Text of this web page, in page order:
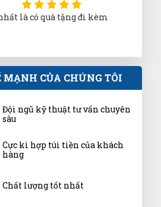
là có quà tặng đi kèm
Phú Quý
(Đánh giá 1 năm trước)
nhanh lắm ạ, giao đủ hàng
mình săn được giá sales
❤
(Đánh giá 1 năm trước)
MẠNH CỦA CHÚNG TÔI
Đội ngũ kỹ thuật tư vấn chuyên
sâu
Cực kì hợp túi tiền của khách
hàng
Chất lượng tốt nhất